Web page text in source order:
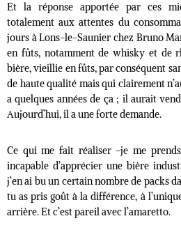
Et la réponse apportée par ces
totalement aux attentes du
jours à Lons-le-Saunier chez Bruno
en fûts, notamment de whisky et de
bière, vieillie en fûts, par conséquent
de haute qualité mais qui clairement
a quelques années de ça ; il aurait
Aujourd’hui, il a une forte demande.
Ce qui me fait réaliser -je me
incapable d’apprécier une bière
j’en ai bu un certain nombre de packs
tu as pris goût à la différence, à
arrière. Et c’est pareil avec l’amaretto.